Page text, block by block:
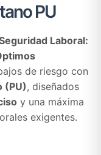
PU
Laboral:
de riesgo con
(PU), diseñados
y una máxima
exigentes.